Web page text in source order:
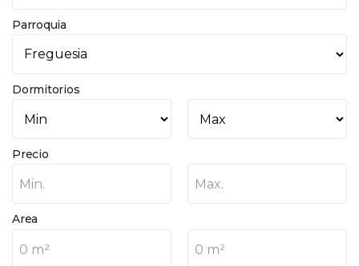
Parroquia
Dormitorios
Precio
Min. Max.
Area
0 m² 0 m²